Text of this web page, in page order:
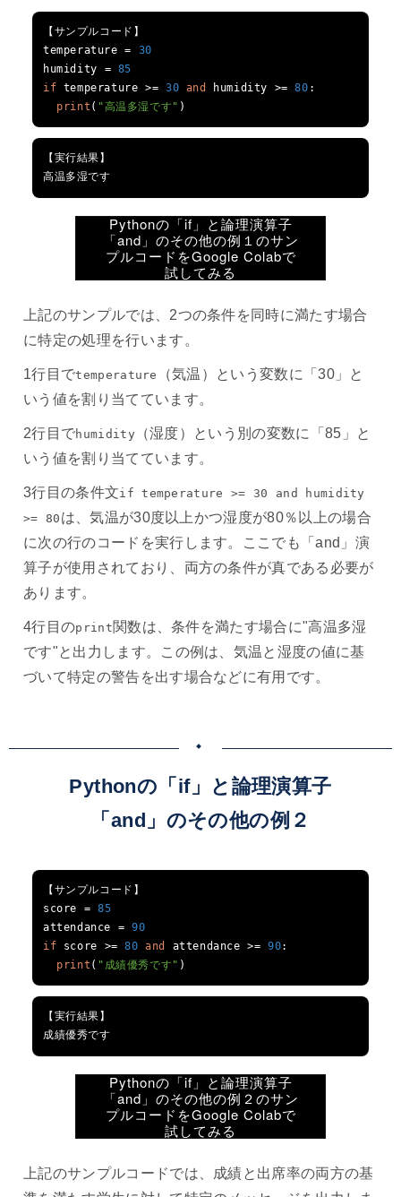
【サンプルコード】
temperature =
30
humidity = 85
if temperature >= 30 and humidity >= 80 :
print ( "高温多湿です" )
【実行結果】
高温多湿です
Pythonの「if」と論理演算子
「and」のその他の例１のサン
プルコードをGoogle Colabで
試してみる
上記のサンプルでは、2つの条件を同時に満たす場合
に特定の処理を行います。
1行目でtemperature
（気温）という変数に「30」と
いう値を割り当てています。
2行目でhumidity
（湿度）という別の変数に「85」と
いう値を割り当てています。
3行目の条件文if temperature >= 30 and humidity
>= 80 は、気温が30度以上かつ湿度が80％以上の場合
に次の行のコードを実行します。ここでも「and」演
算子が使用されており、両方の条件が真である必要が
あります。
4行目のprint関数は、条件を満たす場合に"高温多湿
です"と出力します。この例は、気温と湿度の値に基
づいて特定の警告を出す場合などに有用です。
Pythonの「if」と論理演算子
「and」のその他の例２
【サンプルコード】
score = 85
attendance = 90
if score >= 80 and attendance >= 90:
print ( "成績優秀です" )
【実行結果】
成績優秀です
Pythonの「if」と論理演算子
「and」のその他の例２のサン
プルコードをGoogle Colabで
試してみる
上記のサンプルコードでは、成績と出席率の両方の基